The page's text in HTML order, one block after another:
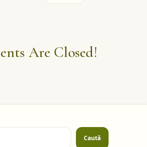
Are Closed!
Caută